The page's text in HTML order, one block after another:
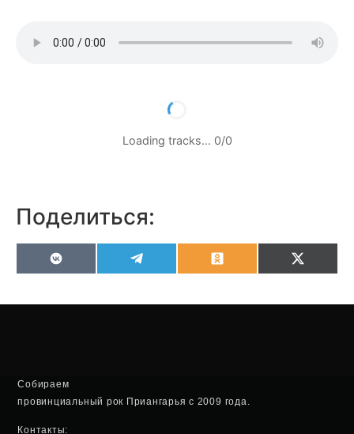
Loading tracks… 0/0
Поделиться:
VK OdnoklassnikiX
Собираем
провинциальный рок Приангарья с 2009 года.
Контакты: